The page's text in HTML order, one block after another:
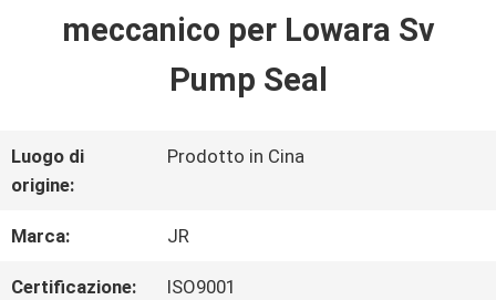
VIDEO
CIRCA
NOI
meccanico per Lowara Sv
Pump Seal
Luogo di
origine:
Prodotto in Cina
Marca: JR
Certificazione: ISO9001